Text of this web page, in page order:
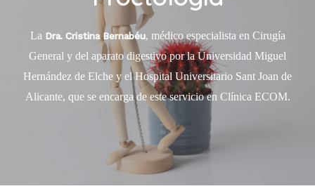
La Dra. Cristina Bernabéu, médico especialista en Cirugía
General y del aparato digestivo por la Universidad Miguel
Hernández de Elche y el Hospital Universitario Sant Joan de
Alicante, que se encarga de este servicio en Clínica ECOM.